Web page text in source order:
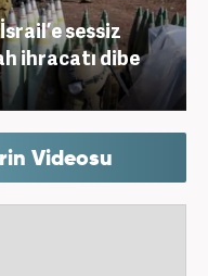
sessiz
ihracatı dibe
Videosu